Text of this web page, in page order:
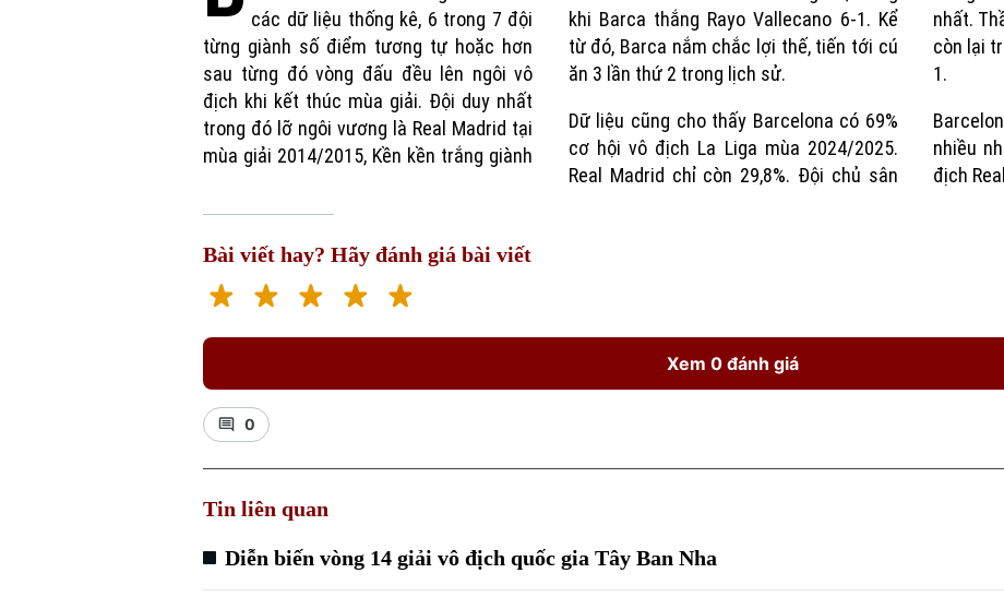
các dữ liệu thống kê, 6 trong 7 đội
từng giành số điểm tương tự hoặc hơn
sau từng đó vòng đấu đều lên ngôi vô
địch khi kết thúc mùa giải. Đội duy nhất
trong đó lỡ ngôi vương là Real Madrid tại
mùa giải 2014/2015, Kền kền trắng giành
khi Barca thắng Rayo Vallecano 6-1. Kể
từ đó, Barca nắm chắc lợi thế, tiến tới cú
ăn 3 lần thứ 2 trong lịch sử.
Dữ liệu cũng cho thấy Barcelona có 69%
cơ hội vô địch La Liga mùa 2024/2025.
Real Madrid chỉ còn 29,8%. Đội chủ sân
nhất.
còn lại
1.
nhiều
địch
Bài viết hay? Hãy đánh giá bài viết
Xem 0 đánh giá
0
Tin liên quan
Diễn biến vòng 14 giải vô địch quốc gia Tây Ban Nha